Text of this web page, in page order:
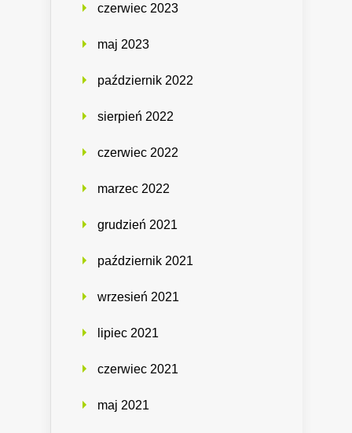
czerwiec 2023
maj 2023
październik 2022
sierpień 2022
czerwiec 2022
marzec 2022
grudzień 2021
październik 2021
wrzesień 2021
lipiec 2021
czerwiec 2021
maj 2021